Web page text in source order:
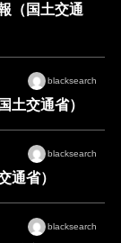
（国土交通
blacksearch
土交通省）
blacksearch
通省）
blacksearch